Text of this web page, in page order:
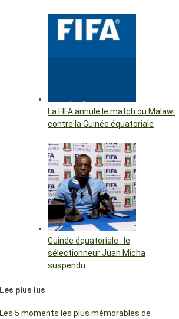
La FIFA annule le match du Malawi
contre la Guinée équatoriale
Guinée équatoriale : le
sélectionneur Juan Micha
suspendu
Les plus lus
Les 5 moments les plus mémorables de